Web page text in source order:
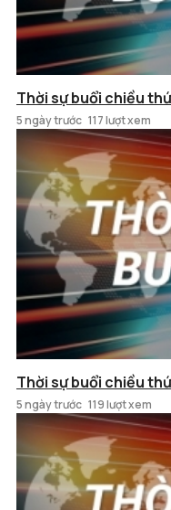
Thời sự buổi chiều
5 ngày trước 117 lượt xem
Thời sự buổi chiều
5 ngày trước 119 lượt xem